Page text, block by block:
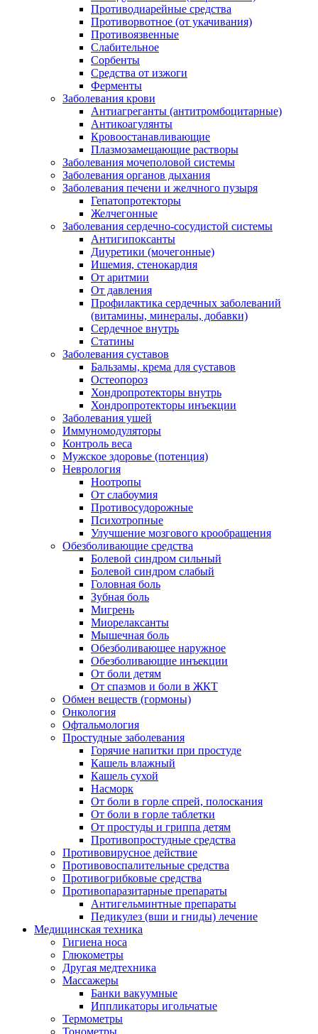
Противодиарейные средства
Противорвотное (от укачивания)
Противоязвенные
Слабительное
Сорбенты
Средства от изжоги
Ферменты
Заболевания крови
Антиагреганты (антитромбоцитарные)
Антикоагулянты
Кровоостанавливающие
Плазмозамещающие растворы
Заболевания мочеполовой системы
Заболевания органов дыхания
Заболевания печени и желчного пузыря
Гепатопротекторы
Желчегонные
Заболевания сердечно-сосудистой системы
Антигипоксанты
Диуретики (мочегонные)
Ишемия, стенокардия
От аритмии
От давления
Профилактика сердечных заболеваний
(витамины, минералы, добавки)
Сердечное внутрь
Статины
Заболевания суставов
Бальзамы, крема для суставов
Остеопороз
Хондропротекторы внутрь
Хондропротекторы инъекции
Заболевания ушей
Иммуномодуляторы
Контроль веса
Мужское здоровье (потенция)
Неврология
Ноотропы
От слабоумия
Противосудорожные
Психотропные
Улучшение мозгового крообращения
Обезболивающие средства
Болевой синдром сильный
Болевой синдром слабый
Головная боль
Зубная боль
Мигрень
Миорелаксанты
Мышечная боль
Обезболивающее наружное
Обезболивающие инъекции
От боли детям
От спазмов и боли в ЖКТ
Обмен веществ (гормоны)
Онкология
Офтальмология
Простудные заболевания
Горячие напитки при простуде
Кашель влажный
Кашель сухой
Насморк
От боли в горле спрей, полоскания
От боли в горле таблетки
От простуды и гриппа детям
Противопростудные средства
Противовирусное действие
Противовоспалительные средства
Противогрибковые средства
Противопаразитарные препараты
Антигельминтные препараты
Педикулез (вши и гниды) лечение
Медицинская техника
Гигиена носа
Глюкометры
Другая медтехника
Массажеры
Банки вакуумные
Иппликаторы игольчатые
Термометры
Тонометры